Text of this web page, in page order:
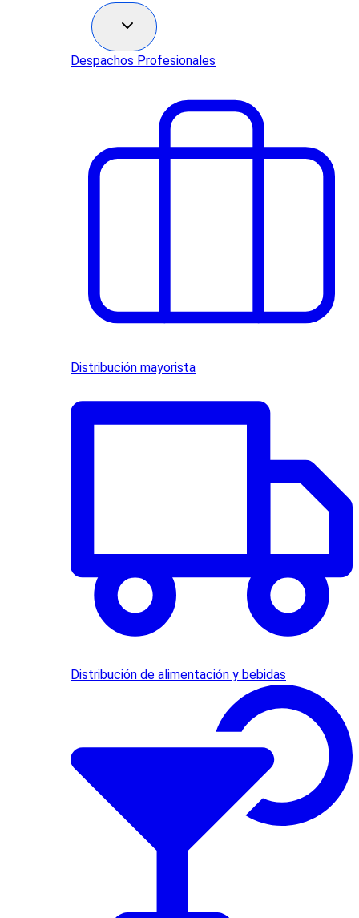
Despachos Profesionales
Distribución mayorista
Distribución de alimentación y bebidas